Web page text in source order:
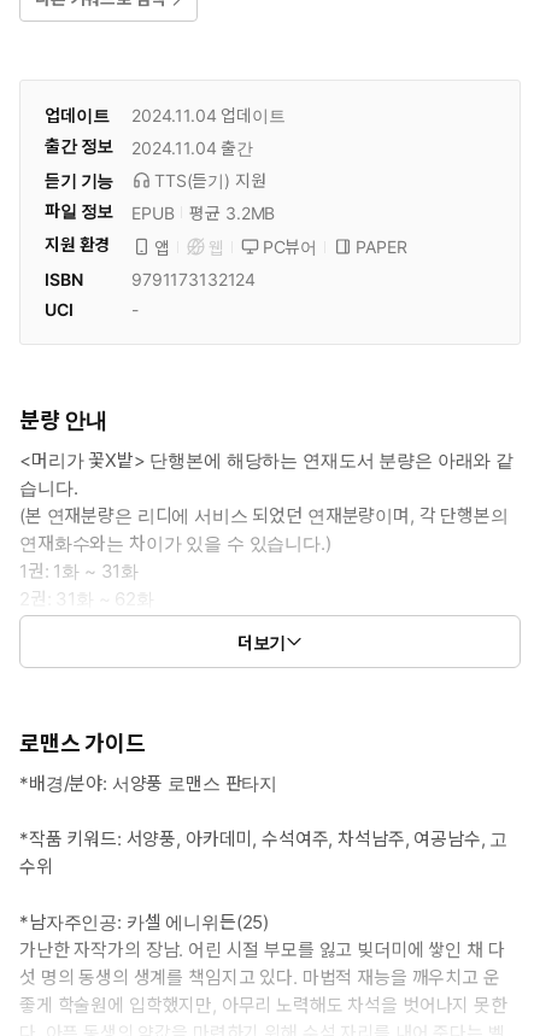
업데이트 2024.11.04 업데이트
출간 정보
2024.11.04 출간
듣기 기능
TTS(듣기) 지원
파일 정보
EPUB
평균 3.2MB
지원 환경
앱 웹 PC뷰어
PAPER
ISBN
9791173132124
UCI
-
분량 안내
<머리가 꽃X밭> 단행본에 해당하는 연재도서 분량은 아래와 같
습니다.
(본 연재분량은 리디에 서비스 되었던 연재분량이며, 각 단행본의
연재화수와는 차이가 있을 수 있습니다.)
1권: 1화 ~ 31화
2권: 31화 ~ 62화
3권: 62화 ~ 93화
더보기
로맨스 가이드
*배경/분야: 서양풍 로맨스 판타지
*작품 키워드: 서양풍, 아카데미, 수석여주, 차석남주, 여공남수, 고
수위
*남자주인공: 카셀 에니위든(25)
가난한 자작가의 장남. 어린 시절 부모를 잃고 빚더미에 쌓인 채 다
섯 명의 동생의 생계를 책임지고 있다. 마법적 재능을 깨우치고 운
좋게 학술원에 입학했지만, 아무리 노력해도 차석을 벗어나지 못한